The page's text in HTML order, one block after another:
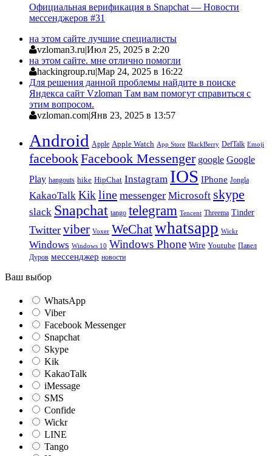
Официальная верификация в Snapchat — Новости
мессенджеров #31
на этом сайте лучшие специалисты
vzloman3.ru|Июл 25, 2025 в 2:20
на этом сайте. мне отлично помогли
hackingroup.ru|Мар 24, 2025 в 16:22
Для решения данной проблемы найдите в поиске
Яндекса сайт Vzloman Там вам помогут справиться с
этим вопросом.
vzloman.com|Янв 23, 2025 в 13:57
Android Apple Apple Watch App Store BlackBerry DefTalk Emoji
facebookFacebook Messenger google Google
Play hangouts hike HipChat Instagram IOS IPhone Jongla
KakaoTalk Kik line messenger Microsoft skype
slack Snapchat tango telegram Tencent Threema Tinder
Twitter viber Voxer WeChatwhatsapp Wickr
Windows Windows 10 Windows Phone Wire Youtube Павел
Дуров мессенджер новости
Ваш выбор
WhatsApp
Viber
Facebook Messenger
Snapchat
Skype
Kik
KakaoTalk
iMessage
SMS
Confide
Wickr
LINE
Tango